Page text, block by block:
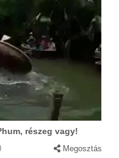
részeg vagy!
Megosztás